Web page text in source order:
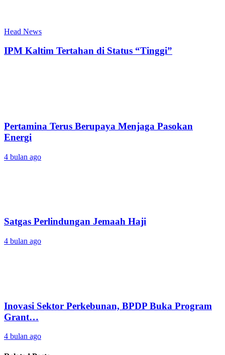
Head News
IPM Kaltim Tertahan di Status “Tinggi”
Pertamina Terus Berupaya Menjaga Pasokan
Energi
4 bulan ago
Satgas Perlindungan Jemaah Haji
4 bulan ago
Inovasi Sektor Perkebunan, BPDP Buka Program
Grant…
4 bulan ago